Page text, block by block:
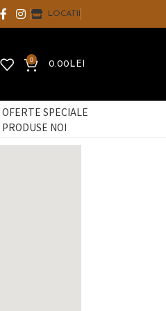
LOCATII
0
0.00 LEI
OFERTE SPECIALE
PRODUSE NOI